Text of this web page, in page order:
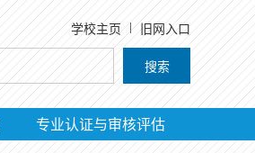
学校主页 旧网入口
搜索
专业认证与审核评估